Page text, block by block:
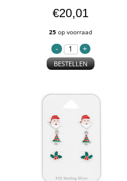
€20,01
25 op voorraad
BESTELLEN